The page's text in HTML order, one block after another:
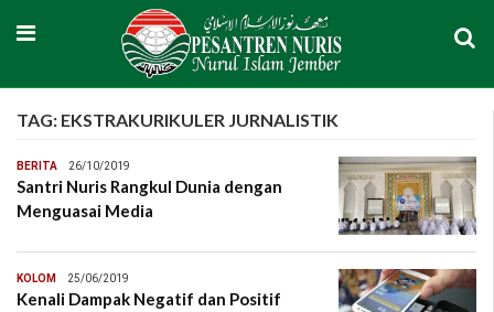
TAG: EKSTRAKURIKULER JURNALISTIK
BERITA 26/10/2019
Santri Nuris Rangkul Dunia dengan
Menguasai Media
KOLOM 25/06/2019
Kenali Dampak Negatif dan Positif